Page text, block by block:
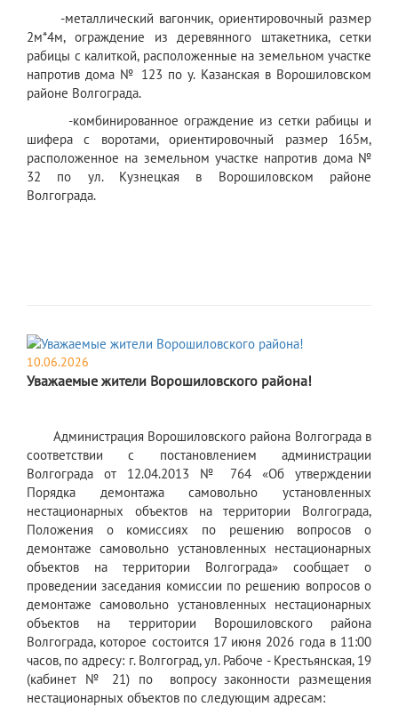
-металлический вагончик, ориентировочный размер
2м*4м, ограждение из деревянного штакетника, сетки
рабицы с калиткой, расположенные на земельном участке
напротив дома № 123 по у. Казанская в Ворошиловском
районе Волгограда.
-комбинированное ограждение из сетки рабицы и
шифера с воротами, ориентировочный размер 165м,
расположенное на земельном участке напротив дома №
32 по ул. Кузнецкая в Ворошиловском районе
Волгограда.
10.06.2026
Уважаемые жители Ворошиловского района!
Администрация Ворошиловского района Волгограда в
соответствии с постановлением администрации
Волгограда от 12.04.2013 № 764 «Об утверждении
Порядка демонтажа самовольно установленных
нестационарных объектов на территории Волгограда,
Положения о комиссиях по решению вопросов о
демонтаже самовольно установленных нестационарных
объектов на территории Волгограда» сообщает о
проведении заседания комиссии по решению вопросов о
демонтаже самовольно установленных нестационарных
объектов на территории Ворошиловского района
Волгограда, которое состоится 17 июня 2026 года в 11:00
часов, по адресу: г. Волгоград, ул. Рабоче - Крестьянская, 19
(кабинет № 21) по вопросу законности размещения
нестационарных объектов по следующим адресам: